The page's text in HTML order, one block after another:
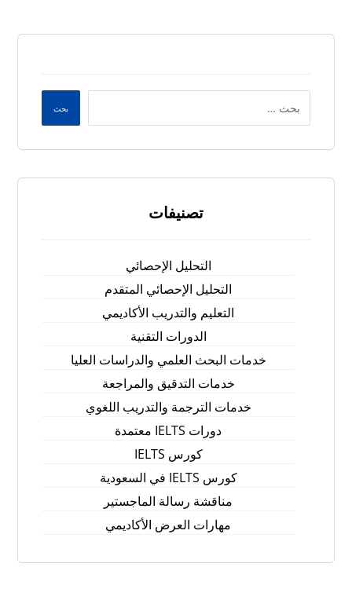
بحث
تصنيفات
التحليل الإحصائي
التحليل الإحصائي المتقدم
التعليم والتدريب الأكاديمي
الدورات التقنية
خدمات البحث العلمي والدراسات العليا
خدمات التدقيق والمراجعة
خدمات الترجمة والتدريب اللغوي
دورات IELTS معتمدة
كورس IELTS
كورس IELTS في السعودية
مناقشة رسالة الماجستير
مهارات العرض الأكاديمي